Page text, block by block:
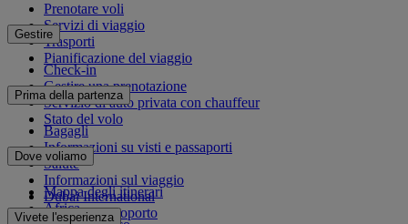
Prenotare voli
Servizi di viaggio
Trasporti
Pianificazione del viaggio
Gestire
Check-in
Gestire una prenotazione
Servizio di auto privata con chauffeur
Stato del volo
Prima della partenza
Bagagli
Informazioni su visti e passaporti
Salute
Informazioni sul viaggio
Dubai International
Da e per l'aeroporto
Dove voliamo
Mappa degli itinerari
Africa
Vivete l'esperienza